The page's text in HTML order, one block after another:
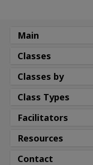
Main
Classes
Classes by
Class Types
Facilitators
Resources
Contact